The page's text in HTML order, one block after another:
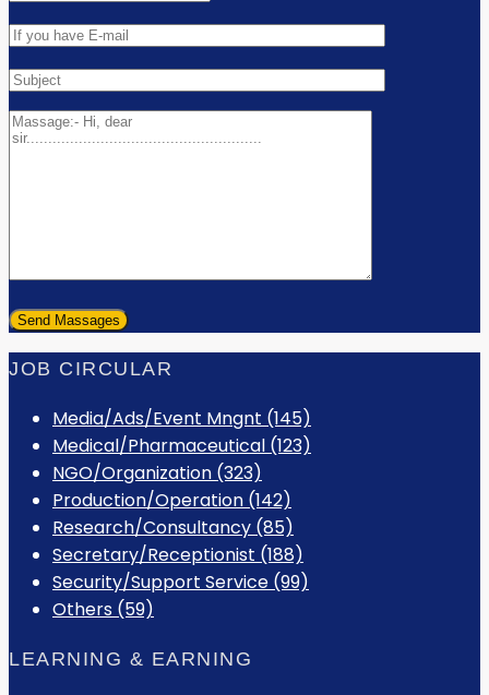
JOB CIRCULAR
Media/Ads/Event Mngnt (145)
Medical/Pharmaceutical (123)
NGO/Organization (323)
Production/Operation (142)
Research/Consultancy (85)
Secretary/Receptionist (188)
Security/Support Service (99)
Others (59)
LEARNING & EARNING